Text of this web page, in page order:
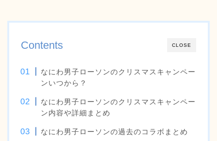
CLOSE
Contents
なにわ男子ローソンのクリスマスキャンペー
ンいつから？
なにわ男子ローソンのクリスマスキャンペー
ン内容や詳細まとめ
なにわ男子ローソンの過去のコラボまとめ